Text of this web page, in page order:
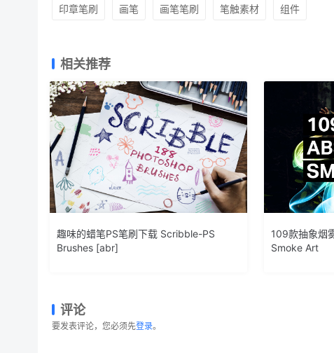
印章笔刷 画笔 画笔笔刷 笔触素材 组件
相关推荐
趣味的蜡笔PS笔刷下载 Scribble-PS
Brushes [abr]
109款抽象烟
Smoke Art
评论
要发表评论，您必须先登录。